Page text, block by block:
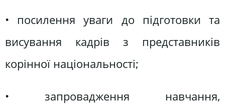
• посилення уваги до підготовки та
висування кадрів з представників
корінної національності;
• запровадження навчання,